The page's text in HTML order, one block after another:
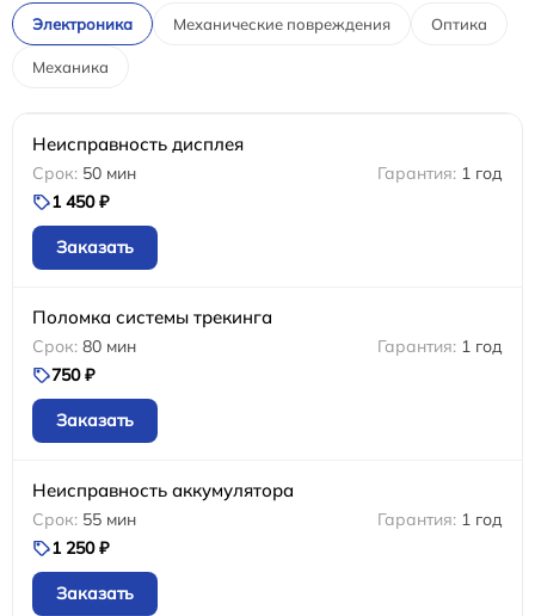
Электроника Механические повреждения Оптика
Механика
Неисправность дисплея
50 мин
1 год
1 450 ₽
Заказать
Поломка системы трекинга
80 мин
1 год
750 ₽
Заказать
Неисправность аккумулятора
55 мин
1 год
1 250 ₽
Заказать